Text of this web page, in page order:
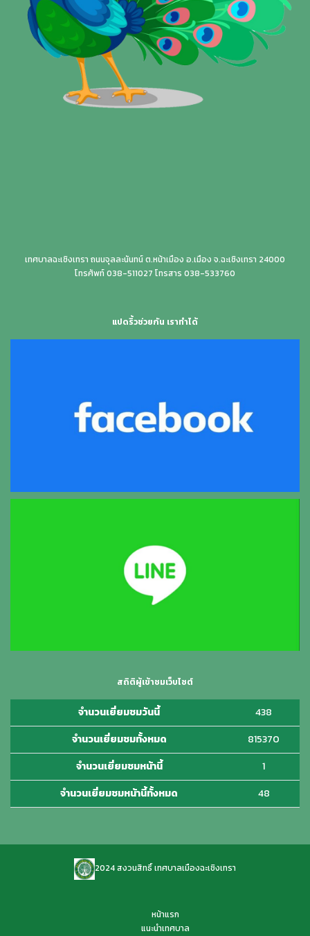
เทศบาลฉะเชิงเทรา ถนนจุลละนันทน์ ต.หน้าเมือง อ.เมือง จ.ฉะเชิงเทรา 24000
โทรศัพท์ 038-511027 โทรสาร 038-533760
แปดริ้วช่วยกัน เราทำได้
สถิติผู้เข้าชมเว็บไซต์
จำนวนเยี่ยมชมวันนี้
438
จำนวนเยี่ยมชมทั้งหมด
815370
จำนวนเยี่ยมชมหน้านี้
1
จำนวนเยี่ยมชมหน้านี้ทั้งหมด
48
2024 สงวนสิทธิ์ เทศบาลเมืองฉะเชิงเทรา
หน้าแรก
แนะนำเทศบาล